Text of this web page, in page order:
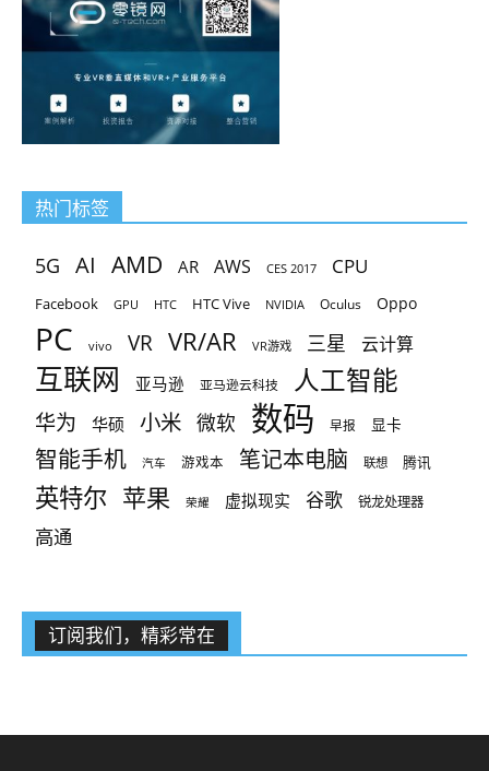
热门标签
5G AI AMD AR AWS CES 2017 CPU
Facebook GPU HTC HTC Vive NVIDIA Oculus Oppo
PC vivo VR VR/AR VR游戏 三星 云计算
互联网 亚马逊 亚马逊云科技 人工智能
华为 华硕 小米 微软 数码 早报 显卡
智能手机 汽车 游戏本 笔记本电脑 联想 腾讯
英特尔 苹果 荣耀 虚拟现实 谷歌 锐龙处理器
高通
订阅我们，精彩常在